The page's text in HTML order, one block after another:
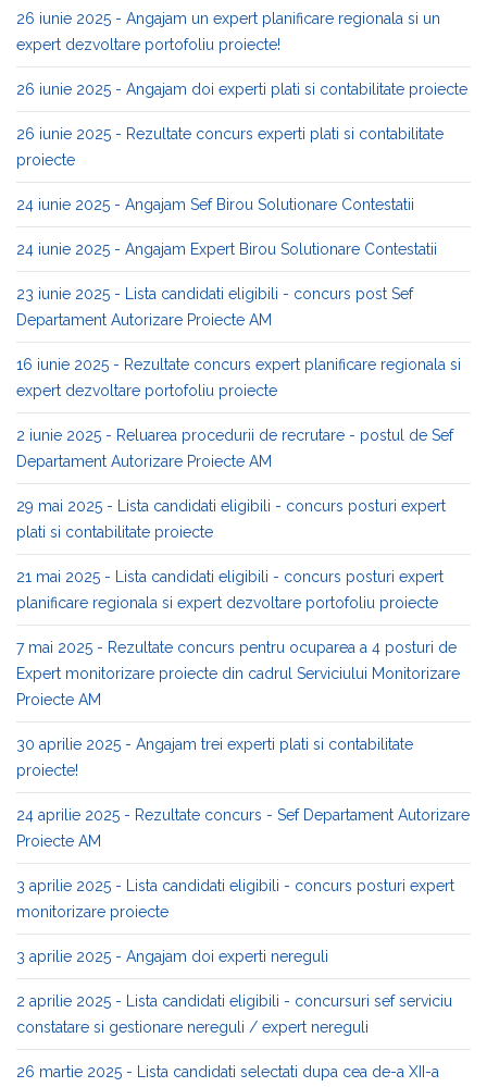
26 iunie 2025 - Angajam un expert planificare regionala si un
expert dezvoltare portofoliu proiecte!
26 iunie 2025 - Angajam doi experti plati si contabilitate proiecte
26 iunie 2025 - Rezultate concurs experti plati si contabilitate
proiecte
24 iunie 2025 - Angajam Sef Birou Solutionare Contestatii
24 iunie 2025 - Angajam Expert Birou Solutionare Contestatii
23 iunie 2025 - Lista candidati eligibili - concurs post Sef
Departament Autorizare Proiecte AM
16 iunie 2025 - Rezultate concurs expert planificare regionala si
expert dezvoltare portofoliu proiecte
2 iunie 2025 - Reluarea procedurii de recrutare - postul de Sef
Departament Autorizare Proiecte AM
29 mai 2025 - Lista candidati eligibili - concurs posturi expert
plati si contabilitate proiecte
21 mai 2025 - Lista candidati eligibili - concurs posturi expert
planificare regionala si expert dezvoltare portofoliu proiecte
7 mai 2025 - Rezultate concurs pentru ocuparea a 4 posturi de
Expert monitorizare proiecte din cadrul Serviciului Monitorizare
Proiecte AM
30 aprilie 2025 - Angajam trei experti plati si contabilitate
proiecte!
24 aprilie 2025 - Rezultate concurs - Sef Departament Autorizare
Proiecte AM
3 aprilie 2025 - Lista candidati eligibili - concurs posturi expert
monitorizare proiecte
3 aprilie 2025 - Angajam doi experti nereguli
2 aprilie 2025 - Lista candidati eligibili - concursuri sef serviciu
constatare si gestionare nereguli / expert nereguli
26 martie 2025 - Lista candidati selectati dupa cea de-a XII-a